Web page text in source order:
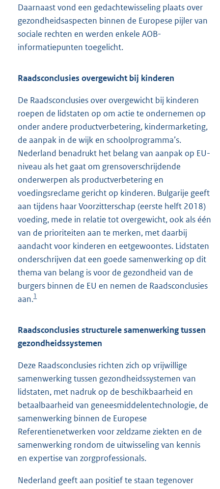
Daarnaast vond een gedachtewisseling plaats over
gezondheidsaspecten binnen de Europese pijler van
sociale rechten en werden enkele AOB-
informatiepunten toegelicht.
Raadsconclusies overgewicht bij kinderen
De Raadsconclusies over overgewicht bij kinderen
roepen de lidstaten op om actie te ondernemen op
onder andere productverbetering, kindermarketing,
de aanpak in de wijk en schoolprogramma’s.
Nederland benadrukt het belang van aanpak op EU-
niveau als het gaat om grensoverschrijdende
onderwerpen als productverbetering en
voedingsreclame gericht op kinderen. Bulgarije geeft
aan tijdens haar Voorzitterschap (eerste helft 2018)
voeding, mede in relatie tot overgewicht, ook als één
van de prioriteiten aan te merken, met daarbij
aandacht voor kinderen en eetgewoontes. Lidstaten
onderschrijven dat een goede samenwerking op dit
thema van belang is voor de gezondheid van de
burgers binnen de EU en nemen de Raadsconclusies
aan.1
Raadsconclusies structurele samenwerking tussen
gezondheidssystemen
Deze Raadsconclusies richten zich op vrijwillige
samenwerking tussen gezondheidssystemen van
lidstaten, met nadruk op de beschikbaarheid en
betaalbaarheid van geneesmiddelentechnologie, de
samenwerking binnen de Europese
Referentienetwerken voor zeldzame ziekten en de
samenwerking rondom de uitwisseling van kennis
en expertise van zorgprofessionals.
Nederland geeft aan positief te staan tegenover